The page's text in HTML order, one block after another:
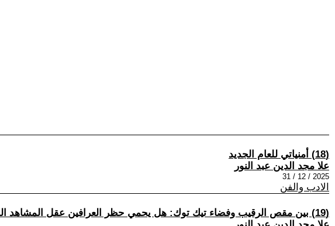
(18) أمنياتي للعام الجديد
علا مجد الدين عبد النور
2025 / 12 / 31
الادب والفن
(19) بين مقص الرقيب وفضاء تيك توك: هل يحمي حظر العرافين عقل المشاهد المصري؟